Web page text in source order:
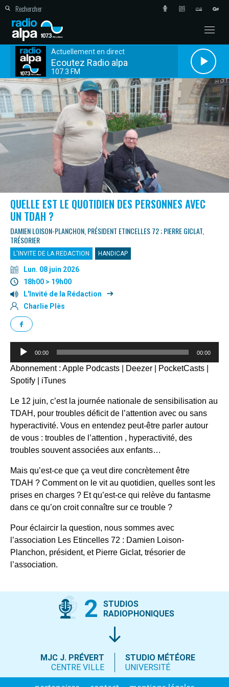
Actuellement en direct
Ecoutez Radio alpa
107.3 FM
QUELLE EST LE QUOTIDIEN DES PERSONNES AVEC
UN TDAH ?
DAMIEN LOISON-PLANCHON, PRÉSIDENT ETINCELLES 72 ; PIERRE GICLAT,
TRÉSORIER
L'INVITE DE LA REDACTION HANDICAP
Lun. 08 juin 2026
18h00 > 19h00
L'Invité de la Rédaction
Charlie Plès
Lecteur
00:00 00:00
Abonnement : Apple Podcasts Deezer PocketCasts
Spotify
iTunes
Le 12 juin, c’est la journée nationale de sensibilisation au
TDAH, pour troubles déficit de l’attention avec ou sans
hyperactivité. Vous en entendez peut-être parler autour
de vous : troubles de l’attention , hyperactivité, des
troubles souvent associées aux enfants…
Mais qu’est-ce que ça veut dire concrètement être
TDAH ? Comment on le vit au quotidien, quelles sont les
prises en charges ? Et qu’est-ce qui relève du fantasme
dans ce qu’on croit connaître sur ce trouble ?
Pour éclaircir la question, nous sommes avec
l’association Les Etincelles 72 : Damien Loison-
Planchon, président, et Pierre Giclat, trésorier de
l’association.
2
STUDIOS
RADIOPHONIQUES
MJC J. PRÉVERT
CENTRE VILLE
STUDIO MÉTÉORE
UNIVERSITÉ